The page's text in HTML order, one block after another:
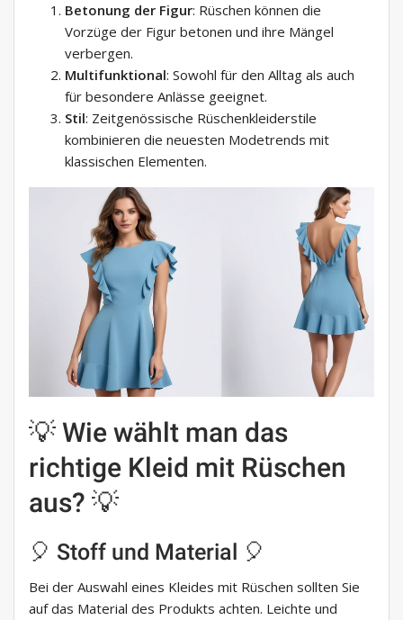
Betonung der Figur: Rüschen können die
Vorzüge der Figur betonen und ihre Mängel
verbergen.
Multifunktional: Sowohl für den Alltag als auch
für besondere Anlässe geeignet.
Stil: Zeitgenössische Rüschenkleiderstile
kombinieren die neuesten Modetrends mit
klassischen Elementen.
💡 Wie wählt man das
richtige Kleid mit Rüschen
aus? 💡
🎈 Stoff und Material 🎈
Bei der Auswahl eines Kleides mit Rüschen sollten Sie
auf das Material des Produkts achten. Leichte und